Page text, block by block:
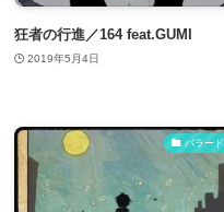
狂者の行進／164 feat.GUMI
2019年5月4日
バラード